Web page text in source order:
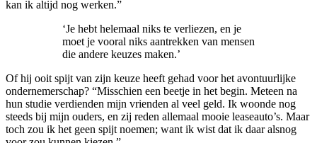
kan ik altijd nog werken.”
‘Je hebt helemaal niks te verliezen, en je
moet je vooral niks aantrekken van mensen
die andere keuzes maken.’
Of hij ooit spijt van zijn keuze heeft gehad voor het avontuurlijke
ondernemerschap? “Misschien een beetje in het begin. Meteen na
hun studie verdienden mijn vrienden al veel geld. Ik woonde nog
steeds bij mijn ouders, en zij reden allemaal mooie leaseauto’s. Maar
toch zou ik het geen spijt noemen; want ik wist dat ik daar alsnog